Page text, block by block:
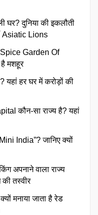
घर? दुनिया की इकलौती
Asiatic Lions
Garden Of
मशहूर
यहां हर घर में करोड़ों की
कौन-सा राज्य है? यहां
India”? जानिए क्यों
अपनाने वाला राज्य
तस्वीर
मनाया जाता है रेड